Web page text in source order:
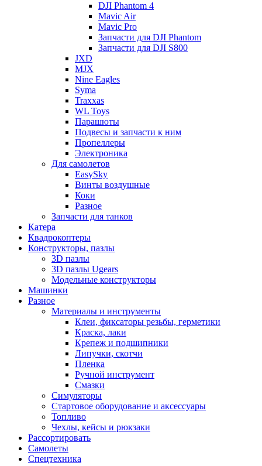
DJI Phantom 4
Mavic Air
Mavic Pro
Запчасти для DJI Phantom
Запчасти для DJI S800
JXD
MJX
Nine Eagles
Syma
Traxxas
WL Toys
Парашюты
Подвесы и запчасти к ним
Пропеллеры
Электроника
Для самолетов
EasySky
Винты воздушные
Коки
Разное
Запчасти для танков
Катера
Квадрокоптеры
Конструкторы, пазлы
3D пазлы
3D пазлы Ugears
Модельные конструкторы
Машинки
Разное
Материалы и инструменты
Клеи, фиксаторы резьбы, герметики
Краска, лаки
Крепеж и подшипники
Липучки, скотчи
Пленка
Ручной инструмент
Смазки
Симуляторы
Стартовое оборудование и аксессуары
Топливо
Чехлы, кейсы и рюкзаки
Рассортировать
Самолеты
Спецтехника